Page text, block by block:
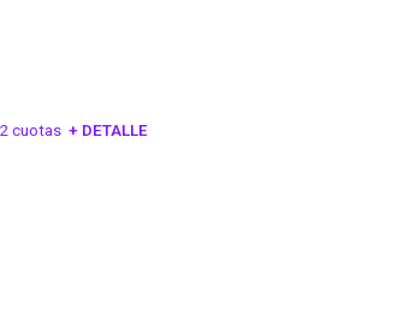
cuotas + DETALLE